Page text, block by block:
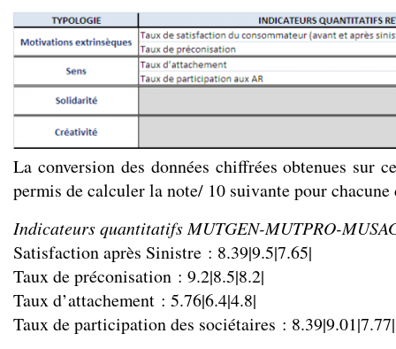
La conversion des données chiffrées obtenues sur
permis de calculer la note/ 10 suivante pour
Indicateurs quantitatifs MUTGEN-MUTPRO-
Satisfaction après Sinistre : 8.39|9.5|7.65|
Taux de préconisation : 9.2|8.5|8.2|
Taux d’attachement : 5.76|6.4|4.8|
Taux de participation des sociétaires : 8.39|9.01|7.77|